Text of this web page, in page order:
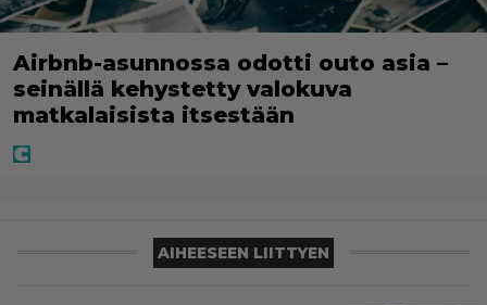
Airbnb-asunnossa odotti outo asia –
seinällä kehystetty valokuva
matkalaisista itsestään
AIHEESEEN LIITTYEN